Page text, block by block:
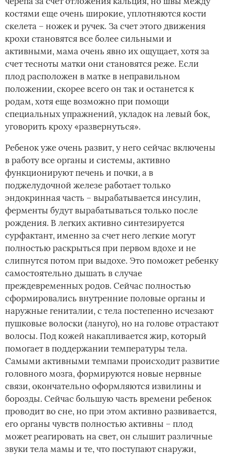
костями еще очень широкие, уплотняются кости
скелета – ножек и ручек. За счет этого движения
крохи становятся все более сильными и
активными, мама очень явно их ощущает, хотя за
счет тесноты матки они становятся реже. Если
плод расположен в матке в неправильном
положении, скорее всего он так и останется к
родам, хотя еще возможно при помощи
специальных упражнений, укладок на левый бок,
уговорить кроху «развернуться». ­
Ребенок уже очень развит, у него сейчас включены
в работу все органы и системы, активно
функционируют печень и почки, а в
поджелудочной железе работает только
эндокринная часть – вырабатывается инсулин,
ферменты будут вырабатываться только после
рождения. В легких активно синтезируется
сурфактант, именно за счет него легкие могут
полностью раскрыться при первом вдохе и не
слипнутся потом при выдохе. Это поможет ребенку
самостоятельно дышать в случае
преждевременных родов. Сейчас полностью
сформировались внутренние половые органы и
наружные гениталии, с тела постепенно исчезают
пушковые волоски (лануго), но на голове отрастают
волосы. Под кожей накапливается жир, который
помогает в поддержании температуры тела.
Самыми активными темпами происходит развитие
головного мозга, формируются новые нервные
связи, окончательно оформляются извилины и
борозды. Сейчас большую часть времени ребенок
проводит во сне, но при этом активно развивается,
его органы чувств полностью активны – плод
может реагировать на свет, он слышит различные
звуки тела мамы и те, что поступают снаружи,